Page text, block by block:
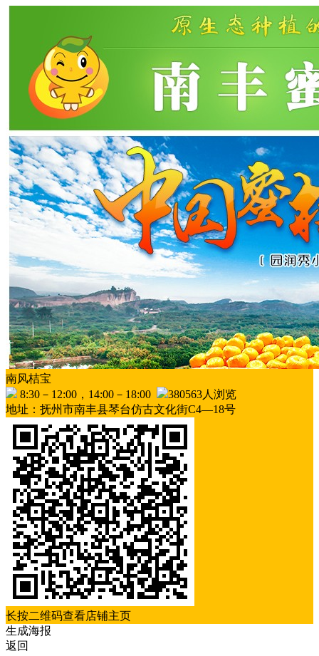
南风桔宝
8:30－12:00，14:00－18:00
380563人浏览
地址：抚州市南丰县琴台仿古文化街C4—18号
长按二维码查看店铺主页
生成海报
返回